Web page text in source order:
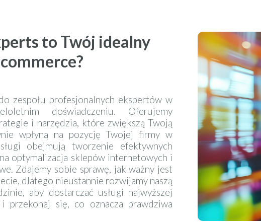
to Twój idealny
zespołu profesjonalnych ekspertów w
doświadczeniu. Oferujemy
i narzędzia, które zwiększą Twoją
wpłyną na pozycję Twojej firmy w
obejmują tworzenie efektywnych
optymalizacja sklepów internetowych i
Zdajemy sobie sprawę, jak ważny jest
dlatego nieustannie rozwijamy naszą
aby dostarczać usługi najwyższej
przekonaj się, co oznacza prawdziwa